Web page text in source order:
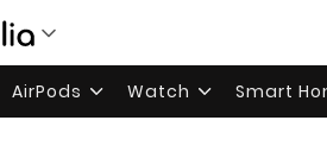
AirPods Watch Smart